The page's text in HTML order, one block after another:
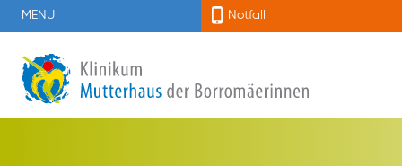
MENU Notfall